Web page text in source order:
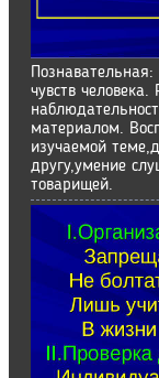
чувств
материалом.
изучаемой
другу,умение
товарищей.